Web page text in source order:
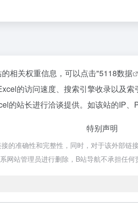
相关权重信息，可以点击"5118数据
的访问速度、搜索引擎收录以及
的站长进行洽谈提供。如该站的IP、
特别声明
的准确性和完整性，同时，对于该外部
站管理员进行删除，B站导航不承担任何